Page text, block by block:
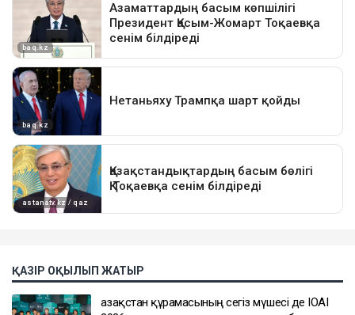
ҚАЗІР ОҚЫЛЫП ЖАТЫР
Қазақстан құрамасының сегіз мүшесі де IOAI